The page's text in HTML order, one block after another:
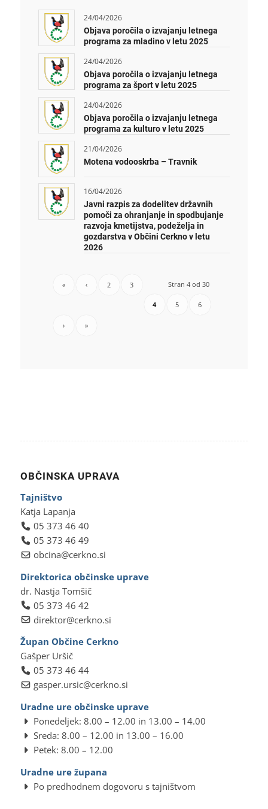
24/04/2026
Objava poročila o izvajanju letnega
programa za mladino v letu 2025
24/04/2026
Objava poročila o izvajanju letnega
programa za šport v letu 2025
24/04/2026
Objava poročila o izvajanju letnega
programa za kulturo v letu 2025
21/04/2026
Motena vodooskrba – Travnik
16/04/2026
Javni razpis za dodelitev državnih
pomoči za ohranjanje in spodbujanje
razvoja kmetijstva, podeželja in
gozdarstva v Občini Cerkno v letu
2026
Stran 4 od 30
« ‹ 2 3
4 5 6
› »
OBČINSKA UPRAVA
Tajništvo
Katja Lapanja
05 373 46 40
05 373 46 49
obcina@cerkno.si
Direktorica občinske uprave
dr. Nastja Tomšič
05 373 46 42
direktor@cerkno.si
Župan Občine Cerkno
Gašper Uršič
05 373 46 44
gasper.ursic@cerkno.si
Uradne ure občinske uprave
Ponedeljek: 8.00 – 12.00 in 13.00 – 14.00
Sreda: 8.00 – 12.00 in 13.00 – 16.00
Petek: 8.00 – 12.00
Uradne ure župana
Po predhodnem dogovoru s tajništvom